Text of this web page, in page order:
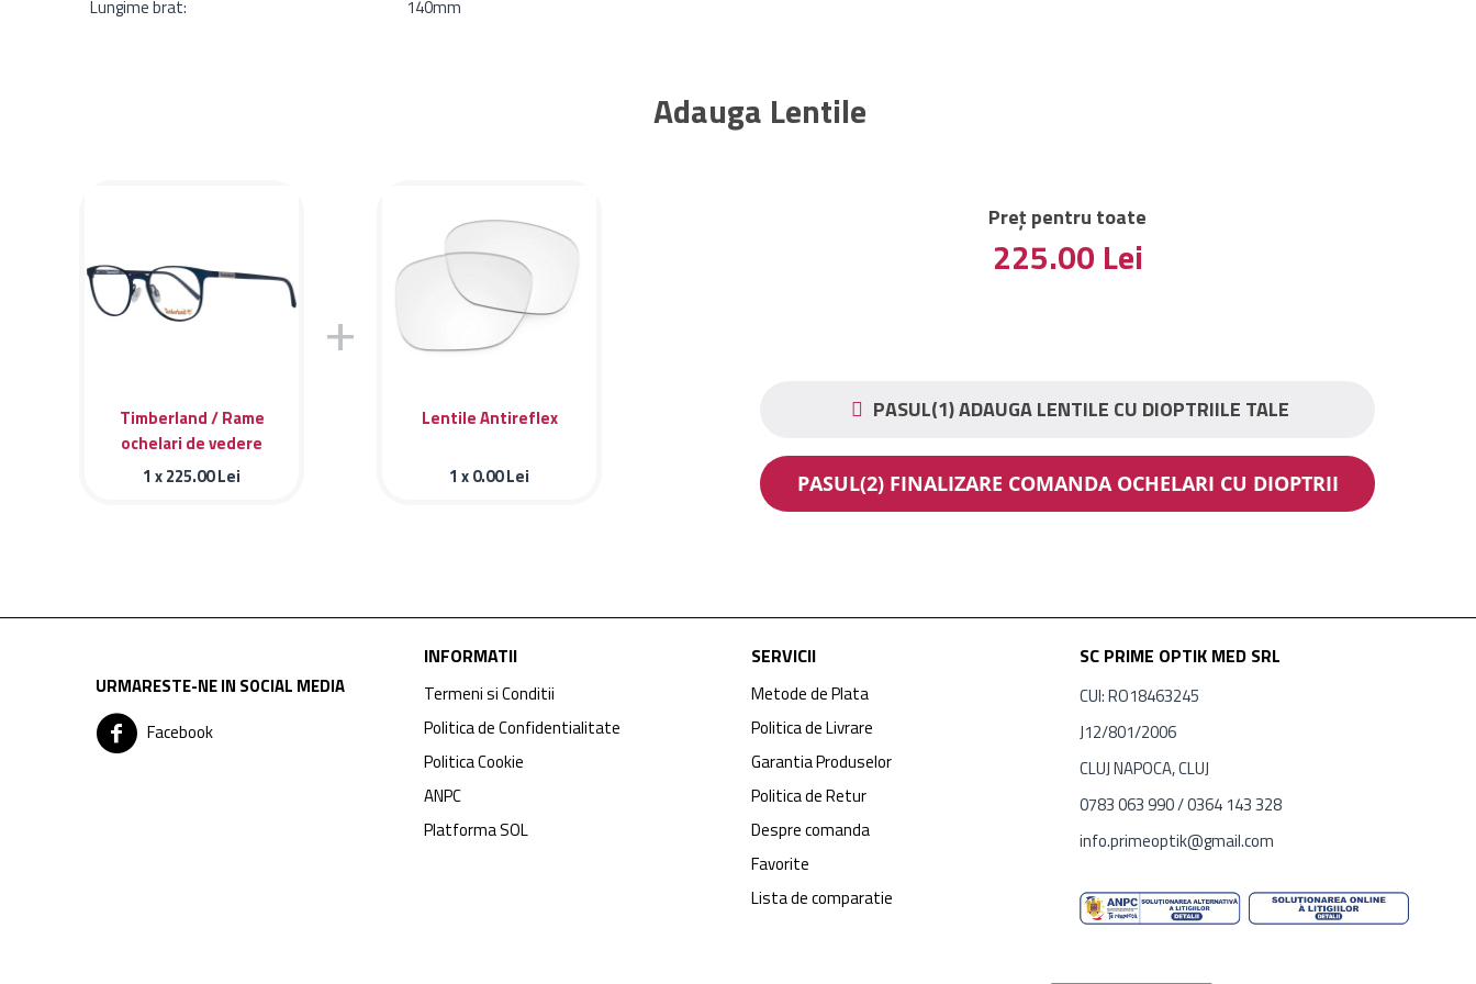
Lungime brat: 140mm
Adauga Lentile
Timberland / Rame
ochelari de vedere
Timberland TB1365 091
1 x225.00Lei
+
Lentile Antireflex PASUL(1) ADAUGA LENTILE CU DIOPTRIILE TALE
1 x0.00Lei
Preț pentru toate
225.00 Lei
PASUL(2) FINALIZARE COMANDA OCHELARI CU DIOPTRII
URMARESTE-NE IN SOCIAL MEDIA
Facebook
INFORMATII
Termeni si Conditii
Politica de Confidentialitate
Politica Cookie
ANPC
Platforma SOL
SERVICII
Metode de Plata
Politica de Livrare
Garantia Produselor
Politica de Retur
Despre comanda
Favorite
Lista de comparatie
SC PRIME OPTIK MED SRL
CUI: RO18463245
J12/801/2006
CLUJ NAPOCA, CLUJ
0783 063 990 / 0364 143 328
info.primeoptik@gmail.com